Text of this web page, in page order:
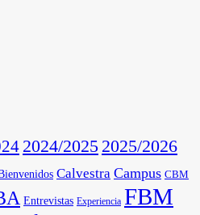
2024/2025 2025/2026
Calvestra Campus CBM
Entrevistas Experiencia FBM